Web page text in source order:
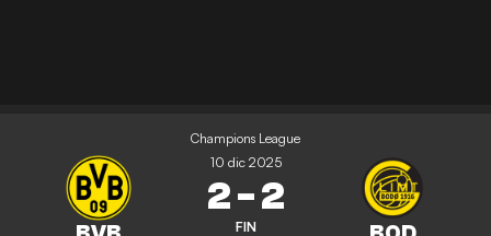
Champions League
10 dic 2025
2-2
FIN